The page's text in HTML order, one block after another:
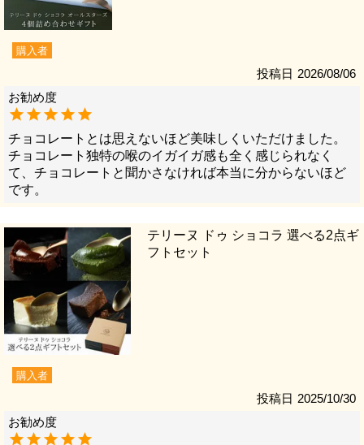
購入者
投稿日 2026/08/06
チョコレートとは思えないほど美味しくいただけました。
チョコレート独特の喉のイガイガ感も全く感じられなく
て、チョコレートと聞かさなければ本当に分からないほど
です。
テリーヌ ドゥ ショコラ 選べる2点ギ
フトセット
購入者
投稿日 2025/10/30